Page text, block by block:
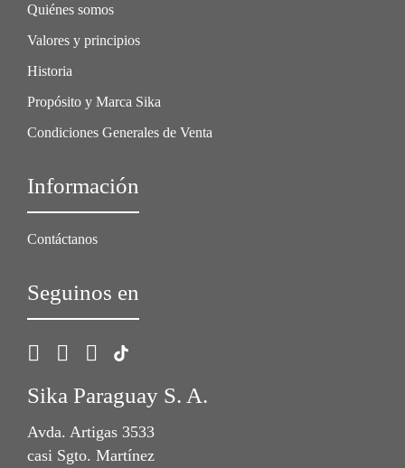
Quiénes somos
Valores y principios
Historia
Propósito y Marca Sika
Condiciones Generales de Venta
Información
Contáctanos
Seguinos en
Sika Paraguay S. A.
Avda. Artigas 3533
casi Sgto. Martínez